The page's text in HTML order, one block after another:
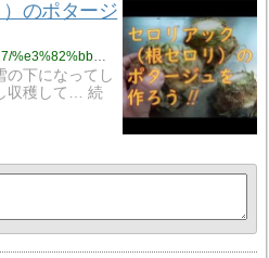
のポタージ
の下になってし
収穫して… 続